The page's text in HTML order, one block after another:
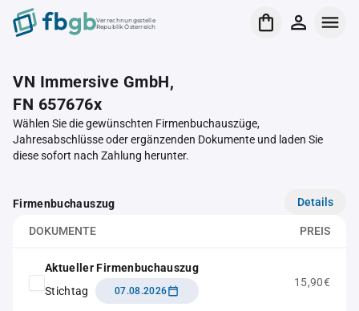
Verrechnungsstelle
Republik Österreich
VN Immersive GmbH,
FN 657676x
Wählen Sie die gewünschten Firmenbuchauszüge,
Jahresabschlüsse oder ergänzenden Dokumente und laden Sie
diese sofort nach Zahlung herunter.
Firmenbuchauszug Details
DOKUMENTE PREIS
Aktueller Firmenbuchauszug
Stichtag
07.08.2026
15,90€